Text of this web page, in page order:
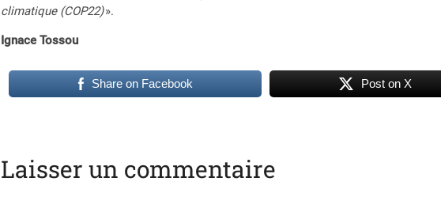
climatique (COP22)».
Ignace Tossou
Share on Facebook Post on X
Laisser un commentaire